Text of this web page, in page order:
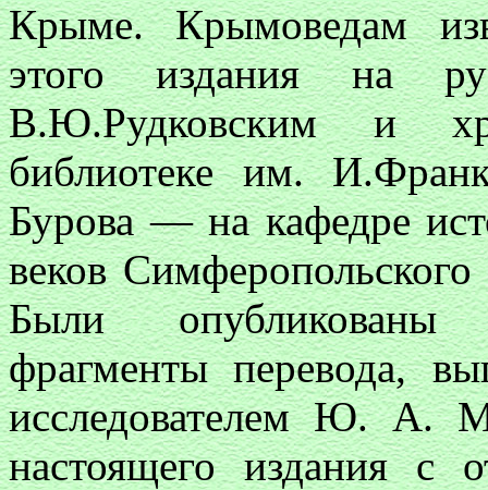
Крыме. Крымоведам
этого издания на
В.Ю.Рудковским и
библиотеке им.
Бурова — на кафедре
веков
Были опубликованы
фрагменты перевода,
исследователем Ю. А.
настоящего издания с